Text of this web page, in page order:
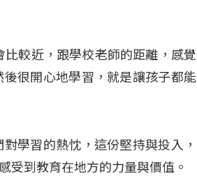
較近，跟學校老師的距離，感覺
很開心地學習，就是讓孩子都能
學習的熱忱，這份堅持與投入，
受到教育在地方的力量與價值。